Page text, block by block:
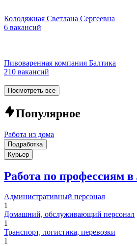
Колодяжная Светлана Сергеевна
6 вакансий
Пивоваренная компания Балтика
210 вакансий
Посмотреть все
Популярное
Работа из дома
Подработка
Курьер
Работа по профессиям
Административный персонал
1
Домашний, обслуживающий персонал
1
Транспорт, логистика, перевозки
1